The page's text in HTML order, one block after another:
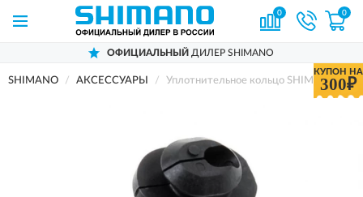
0 0
ОФИЦИАЛЬНЫЙ ДИЛЕР SHIMANO
КУПОН НА
300₽
SHIMANO АКСЕССУАРЫ Уплотнительное кольцо SHIMANO,